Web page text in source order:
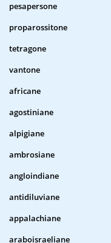
pesapersone
proparossitone
tetragone
vantone
africane
agostiniane
alpigiane
ambrosiane
angloindiane
antidiluviane
appalachiane
araboisraeliane